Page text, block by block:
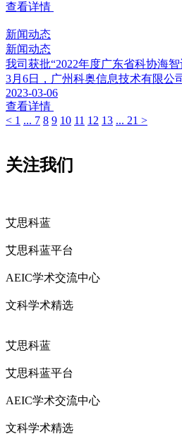
查看详情
新闻动态
新闻动态
我司获批“2022年度广东省科协海
3月6日，广州科奥信息技术有限公
2023-03-06
查看详情
< 1 ... 7 8 9 10 11 12 13 ... 21 >
关注我们
艾思科蓝
艾思科蓝平台
AEIC学术交流中心
文科学术精选
艾思科蓝
艾思科蓝平台
AEIC学术交流中心
文科学术精选